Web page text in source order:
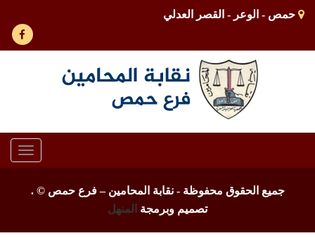
حمص - الوعر - القصر العدلي
جميع الحقوق محفوظة - نقابة المحامين – فرع حمص ©.
تصميم وبرمجة
المنهل